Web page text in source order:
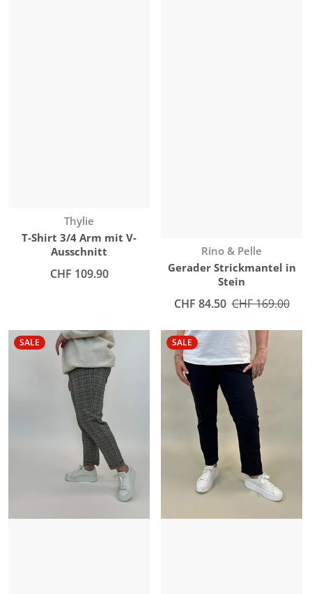
Anbieter:
Thylie
T-Shirt 3/4 Arm mit V-
Ausschnitt
Normaler Preis
CHF 109.90
Anbieter:
Rino & Pelle
Gerader Strickmantel in
Stein
Angebotspreis
CHF 84.50 Normaler Preis
CHF 169.00
SALE SALE